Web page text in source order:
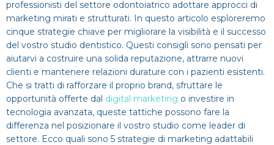
Ortodonzia
Bruxismo
Infezione denti
Mal di denti
Dentiera
Impianti
Ponte dentale
Protesi Dentali
SPECIALISTI
Dentista
Estero
Impianti dentali
CERCA
professionisti del settore odontoiatrico adottare approcci di
marketing mirati e strutturati. In questo articolo esploreremo
cinque strategie chiave per migliorare la visibilità e il successo
del vostro studio dentistico. Questi consigli sono pensati per
aiutarvi a costruire una solida reputazione, attrarre nuovi
clienti e mantenere relazioni durature con i pazienti esistenti.
Che si tratti di rafforzare il proprio brand, sfruttare le
opportunità offerte dal digital marketing o investire in
tecnologia avanzata, queste tattiche possono fare la
differenza nel posizionare il vostro studio come leader di
settore. Ecco quali sono 5 strategie di marketing adattabili